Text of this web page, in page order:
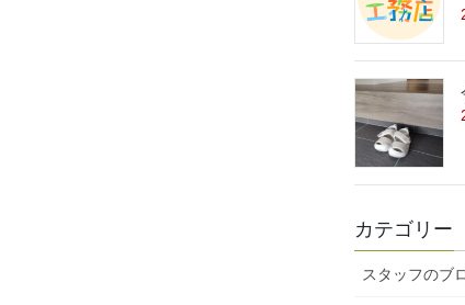
カテゴリー
スタッフのブ